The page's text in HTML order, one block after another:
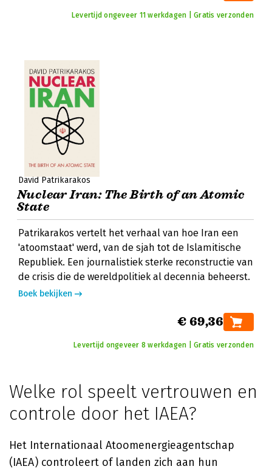
Levertijd ongeveer 11 werkdagen | Gratis verzonden
David Patrikarakos
Nuclear Iran: The Birth of an Atomic
State
Patrikarakos vertelt het verhaal van hoe Iran een
'atoomstaat' werd, van de sjah tot de Islamitische
Republiek. Een journalistiek sterke reconstructie van
de crisis die de wereldpolitiek al decennia beheerst.
Boek bekijken
€ 69,36
Levertijd ongeveer 8 werkdagen | Gratis verzonden
Welke rol speelt vertrouwen en
controle door het IAEA?
Het Internationaal Atoomenergieagentschap
(IAEA) controleert of landen zich aan hun